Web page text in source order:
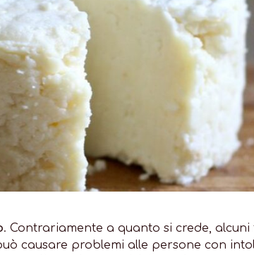
. Contrariamente a quanto si crede,
causare problemi alle persone con